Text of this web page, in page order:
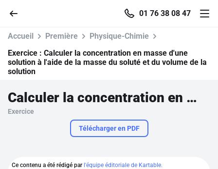
01 76 38 08 47
Accueil Première
Physique-Chimie
Exercice : Calculer la concentration en masse d'une
solution à l'aide de la masse du soluté et du volume de la
solution
Calculer la concentration en masse d'une solution à l'aide de la masse du soluté et du volume de la solution
Exercice
Télécharger en PDF
Ce contenu a été rédigé par l'équipe éditoriale de Kartable.